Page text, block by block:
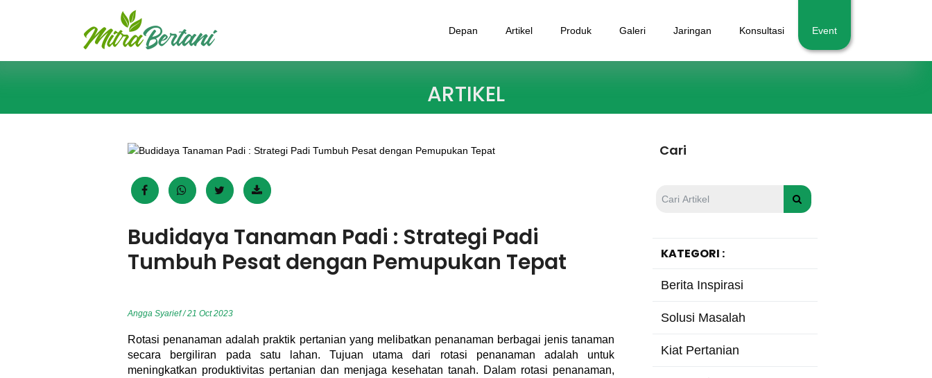
Depan Artikel Produk Galeri Jaringan Konsultasi Event
ARTIKEL
Budidaya Tanaman Padi : Strategi Padi
Tumbuh Pesat dengan Pemupukan Tepat
Angga Syarief / 21 Oct 2023
Rotasi penanaman adalah praktik pertanian yang melibatkan penanaman berbagai jenis tanaman
secara bergiliran pada satu lahan. Tujuan utama dari rotasi penanaman adalah untuk
meningkatkan produktivitas pertanian dan menjaga kesehatan tanah. Dalam rotasi penanaman,
Cari
KATEGORI :
Berita Inspirasi
Solusi Masalah
Kiat Pertanian